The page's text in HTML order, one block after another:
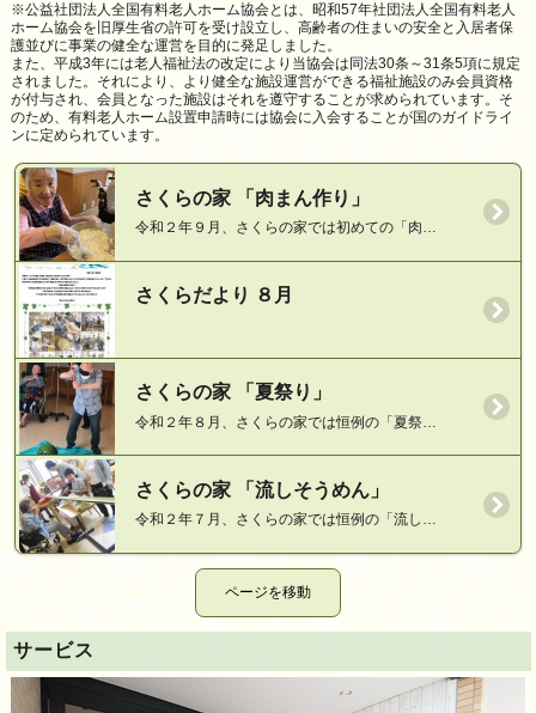
※公益社団法人全国有料老人ホーム協会とは、昭和57年社団法人全国有料老人
ホーム協会を旧厚生省の許可を受け設立し、高齢者の住まいの安全と入居者保
護並びに事業の健全な運営を目的に発足しました。
また、平成3年には老人福祉法の改定により当協会は同法30条～31条5項に規定
されました。それにより、より健全な施設運営ができる福祉施設のみ会員資格
が付与され、会員となった施設はそれを遵守することが求められています。そ
のため、有料老人ホーム設置申請時には協会に入会することが国のガイドライ
ンに定められています。
さくらの家 「肉まん作り」
令和２年９月、さくらの家では初めての「肉…
さくらだより ８月
さくらの家 「夏祭り」
令和２年８月、さくらの家では恒例の「夏祭…
さくらの家 「流しそうめん」
令和２年７月、さくらの家では恒例の「流し…
サービス